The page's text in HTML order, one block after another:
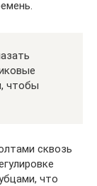
чтобы
сквозь
что